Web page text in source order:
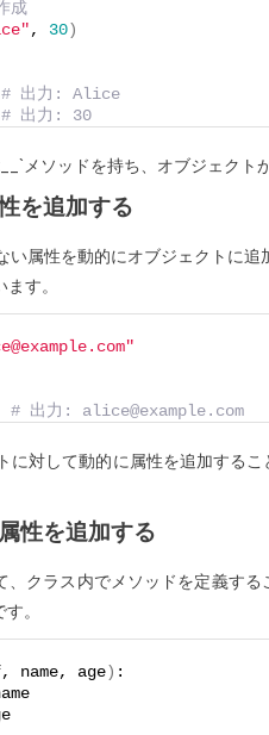
る
方
は？
成
, 30)
# 出力: Alice
# 出力: 30
メソッドを持ち、オブジェクト
を追加する
い属性を動的にオブジェクトに
す。
# 出力: alice@example.com
に対して動的に属性を追加する
性を追加する
、クラス内でメソッドを定義す
。
name, age) :